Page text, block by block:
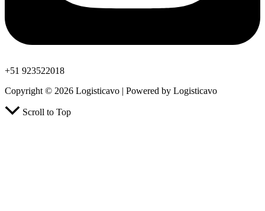
+51 923522018
Copyright © 2026 Logisticavo | Powered by Logisticavo
Scroll to Top